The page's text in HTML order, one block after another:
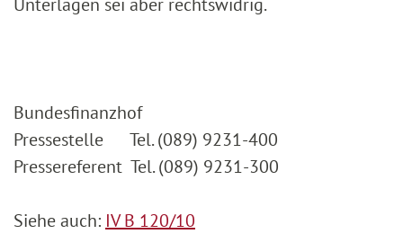
Unterlagen sei aber rechtswidrig.
Bundesfinanzhof
Pressestelle Tel. (089) 9231-400
Pressereferent Tel. (089) 9231-300
Siehe auch: IV B 120/10